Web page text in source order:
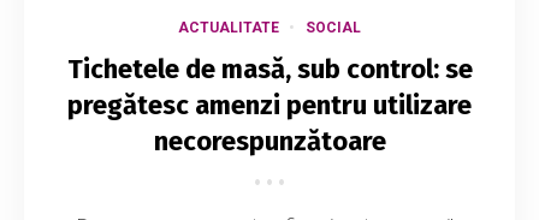
ACTUALITATE SOCIAL
Tichetele de masă, sub control: se
pregătesc amenzi pentru utilizare
necorespunzătoare